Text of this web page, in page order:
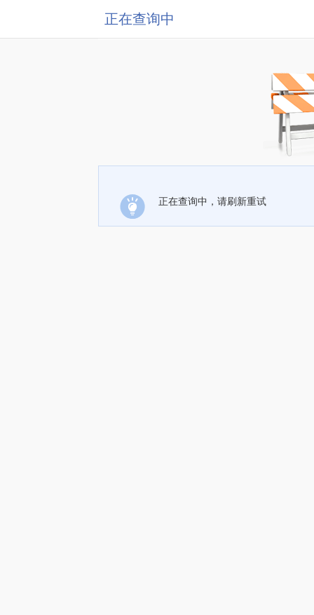
正在查询中
正在查询中，请刷新重试